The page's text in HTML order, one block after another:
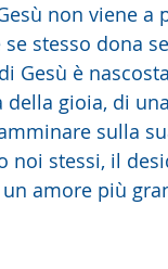
non viene a
stesso dona
Gesù è
gioia, di
sulla
stessi, il
amore più